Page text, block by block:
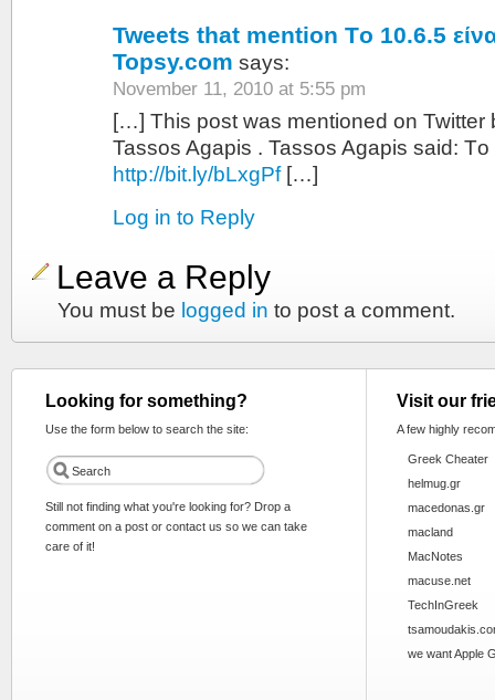
Tweets that mention Tο 10.6.5
Topsy.com says:
November 11, 2010 at 5:55 pm
[…] This post was mentioned on Twitter
Tassos Agapis . Tassos Agapis said: Tο
http://bit.ly/bLxgPf[…]
Log in to Reply
Leave a Reply
You must be logged in to post a comment.
Looking for something?
Use the form below to search the site:
Still not finding what you're looking for? Drop a
comment on a post or contact us so we can take
care of it!
Visit our
A few highly
Greek Cheater
helmug.gr
macedonas.gr
macland
MacNotes
macuse.net
TechInGreek
we want Apple